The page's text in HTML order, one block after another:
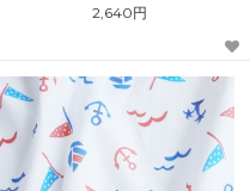
2,640円